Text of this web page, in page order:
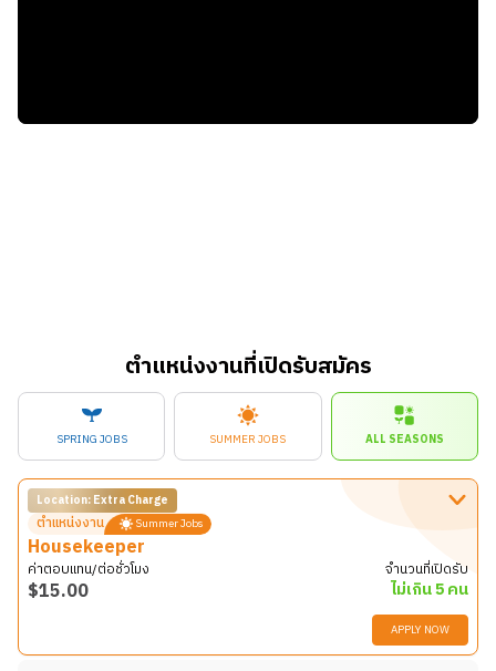
ตำแหน่งงานที่เปิดรับสมัคร
SPRING JOBS SUMMER JOBS ALL SEASONS
Location: Extra Charge
ตำแหน่งงาน Summer Jobs
Housekeeper
ค่าตอบแทน/ต่อชั่วโมง
$15.00
จำนวนที่เปิดรับ
ไม่เกิน 5 คน
APPLY NOW